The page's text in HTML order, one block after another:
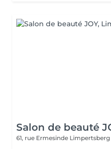
Salon de beauté
61, rue Ermesinde Limpertsberg